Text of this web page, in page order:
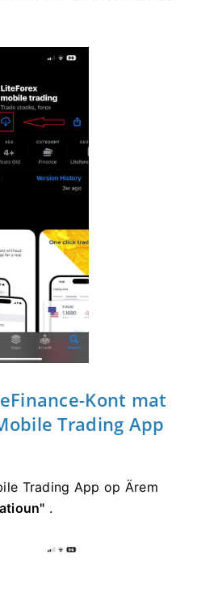
Kont mat
Trading App
Trading App op Ärem
.